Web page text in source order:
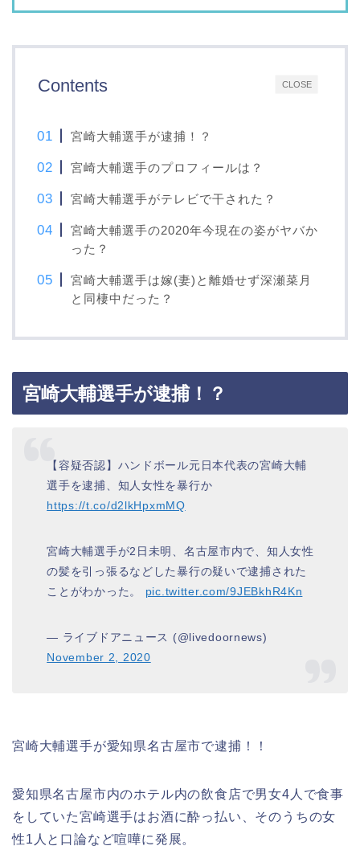
CLOSE
Contents
宮崎大輔選手が逮捕！？
宮崎大輔選手のプロフィールは？
宮崎大輔選手がテレビで干された？
宮崎大輔選手の2020年今現在の姿がヤバか
った？
宮崎大輔選手は嫁(妻)と離婚せず深瀬菜月
と同棲中だった？
宮崎大輔選手が逮捕！？
【容疑否認】ハンドボール元日本代表の宮崎大輔
選手を逮捕、知人女性を暴行か
https://t.co/d2lkHpxmMQ
宮崎大輔選手が2日未明、名古屋市内で、知人女性
の髪を引っ張るなどした暴行の疑いで逮捕された
ことがわかった。 pic.twitter.com/9JEBkhR4Kn
— ライブドアニュース (@livedoornews)
November 2, 2020
宮崎大輔選手が愛知県名古屋市で逮捕！！
愛知県名古屋市内のホテル内の飲食店で男女4人で食事
をしていた宮崎選手はお酒に酔っ払い、そのうちの女
性1人と口論など喧嘩に発展。